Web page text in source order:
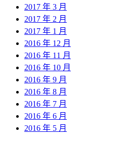
2017 年 3 月
2017 年 2 月
2017 年 1 月
2016 年 12 月
2016 年 11 月
2016 年 10 月
2016 年 9 月
2016 年 8 月
2016 年 7 月
2016 年 6 月
2016 年 5 月